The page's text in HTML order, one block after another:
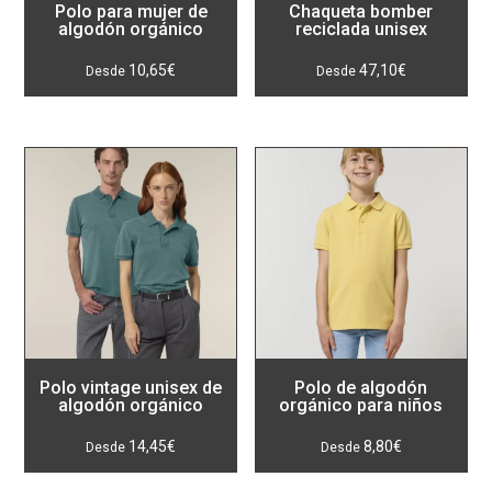
Polo para mujer de
algodón orgánico
10,65€
Chaqueta bomber
reciclada unisex
47,10€
Polo vintage unisex de
algodón orgánico
14,45€
Polo de algodón
orgánico para niños
8,80€